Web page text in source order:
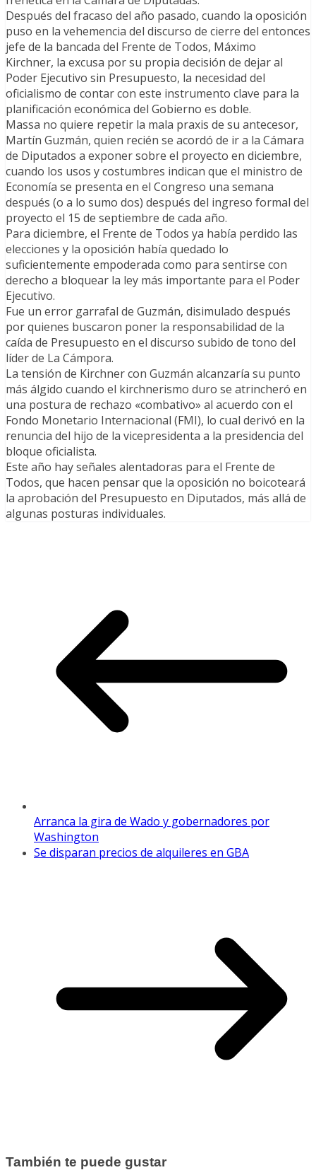
Después del fracaso del año pasado, cuando la oposición
puso en la vehemencia del discurso de cierre del entonces
jefe de la bancada del Frente de Todos, Máximo
Kirchner, la excusa por su propia decisión de dejar al
Poder Ejecutivo sin Presupuesto, la necesidad del
oficialismo de contar con este instrumento clave para la
planificación económica del Gobierno es doble.
Massa no quiere repetir la mala praxis de su antecesor,
Martín Guzmán, quien recién se acordó de ir a la Cámara
de Diputados a exponer sobre el proyecto en diciembre,
cuando los usos y costumbres indican que el ministro de
Economía se presenta en el Congreso una semana
después (o a lo sumo dos) después del ingreso formal del
proyecto el 15 de septiembre de cada año.
Para diciembre, el Frente de Todos ya había perdido las
elecciones y la oposición había quedado lo
suficientemente empoderada como para sentirse con
derecho a bloquear la ley más importante para el Poder
Ejecutivo.
Fue un error garrafal de Guzmán, disimulado después
por quienes buscaron poner la responsabilidad de la
caída de Presupuesto en el discurso subido de tono del
líder de La Cámpora.
La tensión de Kirchner con Guzmán alcanzaría su punto
más álgido cuando el kirchnerismo duro se atrincheró en
una postura de rechazo «combativo» al acuerdo con el
Fondo Monetario Internacional (FMI), lo cual derivó en la
renuncia del hijo de la vicepresidenta a la presidencia del
bloque oficialista.
Este año hay señales alentadoras para el Frente de
Todos, que hacen pensar que la oposición no boicoteará
la aprobación del Presupuesto en Diputados, más allá de
algunas posturas individuales.
Arranca la gira de Wado y gobernadores por
Washington
Se disparan precios de alquileres en GBA
También te puede gustar